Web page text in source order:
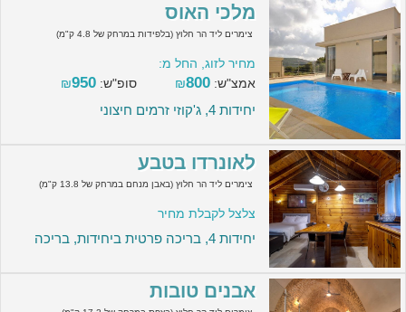
מלכי האוס
צימרים ליד הר חלוץ (בלפידות במרחק של 4.8 ק"מ)
מחיר לזוג, החל מ:
אמצ"ש:
₪800 סופ"ש: ₪950
יחידות 4, ג'קוזי זרמים חיצוני
לאונרדו בטבע
צימרים ליד הר חלוץ (באבן מנחם במרחק של 13.8 ק"מ)
צלצל לקבלת מחיר
יחידות 4, בריכה פרטית ביחידות, בריכה
אבנים טובות